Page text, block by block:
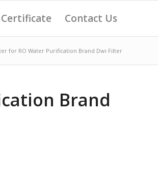
Certificate Contact Us
for RO Water Purification Brand Dwi Filter
Brand